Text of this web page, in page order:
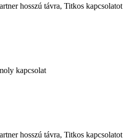
hosszú távra, Titkos kapcsolatot
kapcsolat
hosszú távra, Titkos kapcsolatot